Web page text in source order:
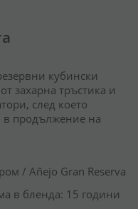
кубински
захарна тръстика и
след което
в продължение на
/ Añejo Gran Reserva
в бленда: 15 години